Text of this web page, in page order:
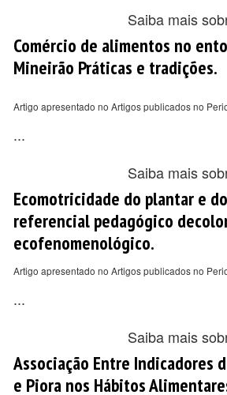
Saiba mais
Comércio de alimentos no
Mineirão Práticas e tradições.
Artigo apresentado no Artigos publicados no
...
Saiba mais
Ecomotricidade do plantar e
referencial pedagógico
ecofenomenológico.
Artigo apresentado no Artigos publicados no
...
Saiba mais
Associação Entre Indicadores
e Piora nos Hábitos